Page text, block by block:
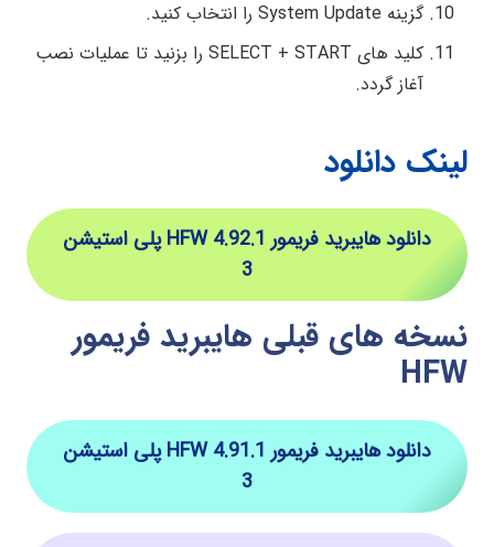
گزینه System Update را انتخاب کنید.
کلید های SELECT + START را بزنید تا عملیات نصب
آغاز گردد.
لینک دانلود
دانلود هایبرید فریمور HFW 4.92.1 پلی استیشن
3
نسخه های قبلی هایبرید فریمور
HFW
دانلود هایبرید فریمور HFW 4.91.1 پلی استیشن
3